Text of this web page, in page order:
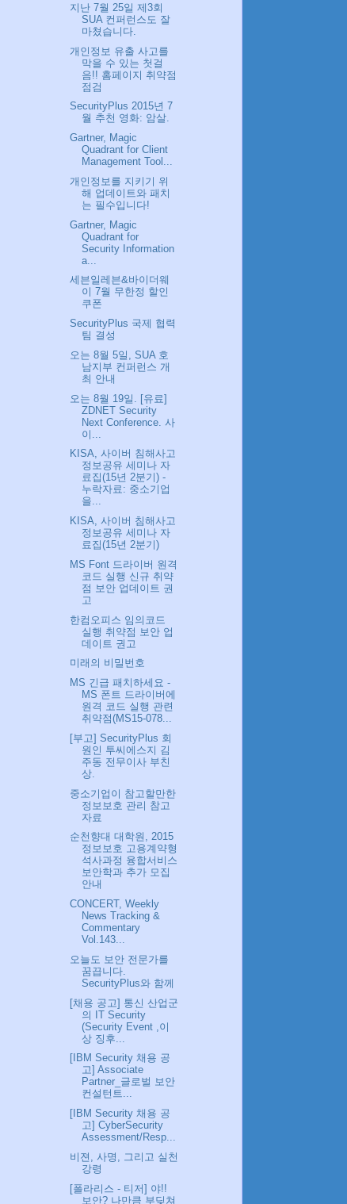
지난 7월 25일 제3회
SUA 컨퍼런스도 잘
마쳤습니다.
개인정보 유출 사고를
막을 수 있는 첫걸
음!! 홈페이지 취약점
점검
SecurityPlus 2015년 7
월 추천 영화: 암살.
Gartner, Magic
Quadrant for Client
Management Tool...
개인정보를 지키기 위
해 업데이트와 패치
는 필수입니다!
Gartner, Magic
Quadrant for
Security Information
a...
세븐일레븐&바이더웨
이 7월 무한정 할인
쿠폰
SecurityPlus 국제 협력
팀 결성
오는 8월 5일, SUA 호
남지부 컨퍼런스 개
최 안내
오는 8월 19일. [유료]
ZDNET Security
Next Conference. 사
이...
KISA, 사이버 침해사고
정보공유 세미나 자
료집(15년 2분기) -
누락자료: 중소기업
을...
KISA, 사이버 침해사고
정보공유 세미나 자
료집(15년 2분기)
MS Font 드라이버 원격
코드 실행 신규 취약
점 보안 업데이트 권
고
한컴오피스 임의코드
실행 취약점 보안 업
데이트 권고
미래의 비밀번호
MS 긴급 패치하세요 -
MS 폰트 드라이버에
원격 코드 실행 관련
취약점(MS15-078...
[부고] SecurityPlus 회
원인 투씨에스지 김
주동 전무이사 부친
상.
중소기업이 참고할만한
정보보호 관리 참고
자료
순천향대 대학원, 2015
정보보호 고용계약형
석사과정 융합서비스
보안학과 추가 모집
안내
CONCERT, Weekly
News Tracking &
Commentary
Vol.143...
오늘도 보안 전문가를
꿈끕니다.
SecurityPlus와 함께
[채용 공고] 통신 산업군
의 IT Security
(Security Event ,이
상 징후...
[IBM Security 채용 공
고] Associate
Partner_글로벌 보안
컨설턴트...
[IBM Security 채용 공
고] CyberSecurity
Assessment/Resp...
비젼, 사명, 그리고 실천
강령
[폴라리스 - 티저] 야!!
보안? 나만큼 부딪쳐